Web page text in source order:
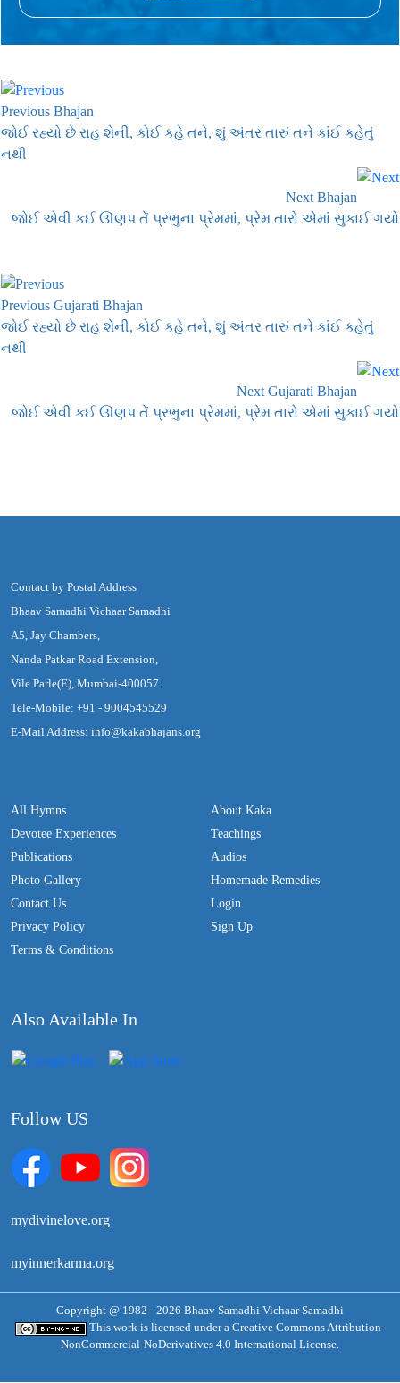
Previous Bhajan
જોઈ રહ્યો છે રાહ શેની, કોઈ કહે તને, શું અંતર તારું તને કાંઈ કહેતું
નથી
Next Bhajan
જોઈ એવી કઈ ઊણપ તેં પ્રભુના પ્રેમમાં, પ્રેમ તારો એમાં સુકાઈ ગયો
Previous Gujarati Bhajan
જોઈ રહ્યો છે રાહ શેની, કોઈ કહે તને, શું અંતર તારું તને કાંઈ કહેતું
નથી
Next Gujarati Bhajan
જોઈ એવી કઈ ઊણપ તેં પ્રભુના પ્રેમમાં, પ્રેમ તારો એમાં સુકાઈ ગયો
Contact by Postal Address
Bhaav Samadhi Vichaar Samadhi
A5, Jay Chambers,
Nanda Patkar Road Extension,
Vile Parle(E), Mumbai-400057.
Tele-Mobile: +91 - 9004545529
E-Mail Address: info@kakabhajans.org
All Hymns
Devotee Experiences
Publications
Photo Gallery
Contact Us
Privacy Policy
Terms & Conditions
About Kaka
Teachings
Audios
Homemade Remedies
Login
Sign Up
Also Available In
Follow US
mydivinelove.org
myinnerkarma.org
Copyright @ 1982 - 2026 Bhaav Samadhi Vichaar Samadhi
This work is licensed under a Creative Commons Attribution-
NonCommercial-NoDerivatives 4.0 International License.